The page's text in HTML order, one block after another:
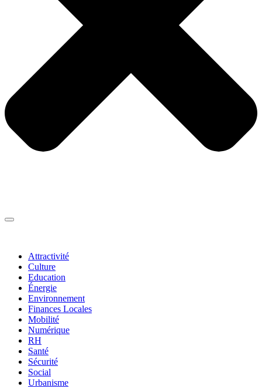
Attractivité
Culture
Education
Énergie
Environnement
Finances Locales
Mobilité
Numérique
RH
Santé
Sécurité
Social
Urbanisme